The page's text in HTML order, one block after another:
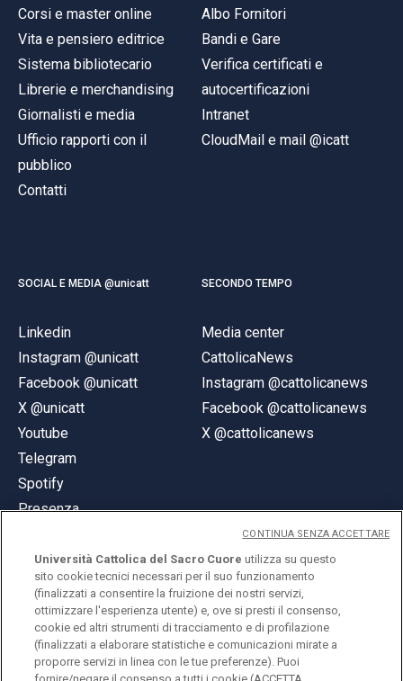
Corsi e master online
Vita e pensiero editrice
Sistema bibliotecario
Librerie e merchandising
Giornalisti e media
Ufficio rapporti con il
pubblico
Contatti
Albo Fornitori
Bandi e Gare
Verifica certificati e
autocertificazioni
Intranet
CloudMail e mail @icatt
SOCIAL E MEDIA @unicatt
Linkedin
Instagram @unicatt
Facebook @unicatt
X @unicatt
Youtube
Telegram
Spotify
Presenza
SECONDO TEMPO
Media center
CattolicaNews
Instagram @cattolicanews
Facebook @cattolicanews
X @cattolicanews
© Università Cattolica del Sacro Cuore
Largo A. Gemelli 1, 20123 Milano
PI 02133120150
Università Cattolica del Sacro Cuore utilizza su questo
sito cookie tecnici necessari per il suo funzionamento
(finalizzati a consentire la fruizione dei nostri servizi,
ottimizzare l'esperienza utente) e, ove si presti il consenso,
cookie ed altri strumenti di tracciamento e di profilazione
(finalizzati a elaborare statistiche e comunicazioni mirate a
proporre servizi in linea con le tue preferenze). Puoi
CONTINUA SENZA ACCETTARE